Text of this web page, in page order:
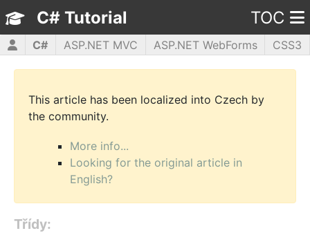
C# Tutorial TOC
C# ASP.NET MVC ASP.NET WebForms
CSS3
HTML5
JavaScript jQuery PHP5 WPF
This article has been localized into Czech by
the community.
More info...
Looking for the original article in
English?
Třídy: